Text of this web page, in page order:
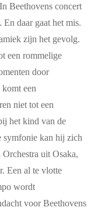
Beethovens concert
En daar gaat het mis.
zijn het gevolg.
een rommelige
door
een
niet tot een
het kind van de
symfonie kan hij zich
Orchestra uit Osaka,
Een al te vlotte
wordt
voor Beethovens